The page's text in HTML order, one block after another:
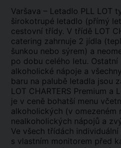
Varšava – Letadlo PLL LOT
širokotrupé letadlo (přímý
cestovní třídy. V třídě LOT
catering zahrnuje 2 jídla
šunkou nebo sýrem) a
po dobu celého letu.
alkoholické nápoje a
baru na palubě letadla jsou
LOT CHARTERS Premium a
je v ceně bohatší menu
alkoholických (v omezeném
nealkoholických nápojů a
Ve všech třídách
s vlastním monitorem před